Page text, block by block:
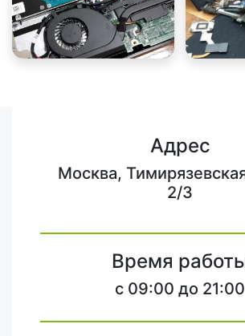
Адрес
Москва,
2/3
Время
c 09:00 до 21:00